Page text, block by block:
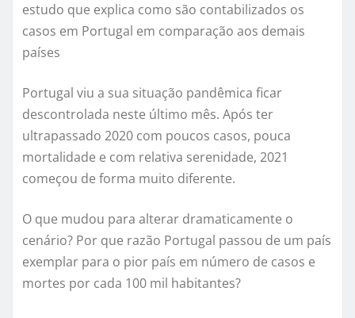
estudo que explica como são contabilizados os
casos em Portugal em comparação aos demais
países
Portugal viu a sua situação pandêmica ficar
descontrolada neste último mês. Após ter
ultrapassado 2020 com poucos casos, pouca
mortalidade e com relativa serenidade, 2021
começou de forma muito diferente.
O que mudou para alterar dramaticamente o
cenário? Por que razão Portugal passou de um país
exemplar para o pior país em número de casos e
mortes por cada 100 mil habitantes?